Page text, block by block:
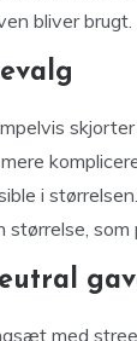
bliver brugt.
skjorter
i
som
med